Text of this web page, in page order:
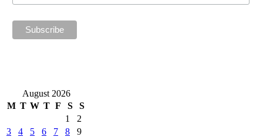
August 2026
M T W T F S
S
1
2
3
4 5 6 7 8
9